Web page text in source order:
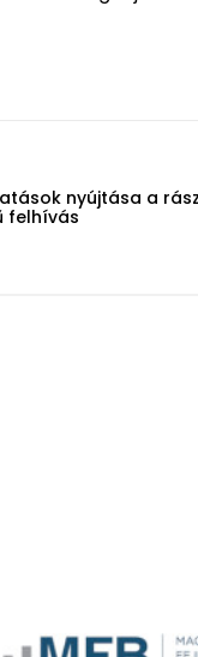
nyújtása a
felhívás